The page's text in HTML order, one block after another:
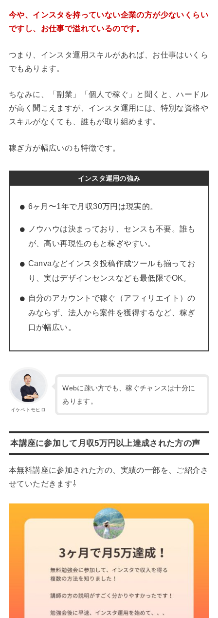
今や、インスタを持っていない企業の方が少ないくらい
ですし、お仕事で溢れているのです。
つまり、インスタ運用スキルがあれば、お仕事はいくら
でもあります。
ちなみに、「副業」「個人で稼ぐ」と聞くと、ハードル
が高く聞こえますが、インスタ運用には、特別な資格や
スキルがなくても、誰もが取り組めます。
稼ぎ方が幅広いのも特徴です。
インスタ運用の強み
6ヶ月〜1年で月収30万円は現実的。
ノウハウは決まっており、センスも不要。誰も
が、高い再現性のもと稼ぎやすい。
Canvaなどインスタ投稿作成ツールも揃ってお
り、実はデザインセンスなども最低限でOK。
自分のアカウントで稼ぐ（アフィリエイト）の
みならず、法人から案件を獲得するなど、稼ぎ
口が幅広い。
イケベトモヒロ
Webに疎い方でも、稼ぐチャンスは十分に
あります。
本講座に参加して月収5万円以上達成された方の声
本無料講座に参加された方の、実績の一部を、ご紹介さ
せていただきます⇩